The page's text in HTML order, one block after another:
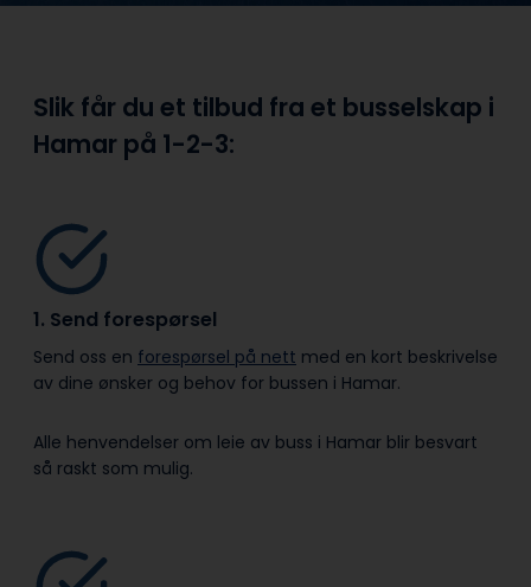
Slik får du et tilbud fra et busselskap i
Hamar på 1-2-3:
1. Send forespørsel
Send oss en forespørsel på nett med en kort beskrivelse
av dine ønsker og behov for bussen i Hamar.
Alle henvendelser om leie av buss i Hamar blir besvart
så raskt som mulig.